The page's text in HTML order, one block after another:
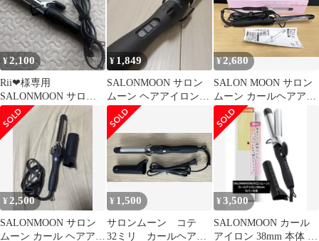
¥2,100
Rii❤︎様専用
SALONMOON サロン
ムーン ヘアアイロ
ン 32mm
¥ 1,849
SALONMOON サロン
ムーン ヘアアイロン
32mm pro
¥2,680
SALON MOON サロン
ムーン カールヘアアイ
ロン 25mm SLM825
¥ 2,500
SALONMOON サロン
ムーン カール ヘアアイ
¥ 1,500
サロンムーン コテ
32ミリ カールヘアア
¥3,500
SALONMOON カール
アイロン 38mm 本体 シ